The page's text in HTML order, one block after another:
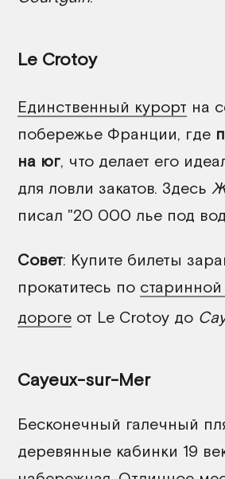
Le Crotoy
Единственный курорт на
побережье Франции, где
на юг, что делает его
для ловли закатов. Здесь
писал "20 000 лье под
Совет: Купите билеты
прокатитесь по
дороге от Le Crotoy до
Cayeux-sur-Mer
Бесконечный галечный
деревянные кабинки 19